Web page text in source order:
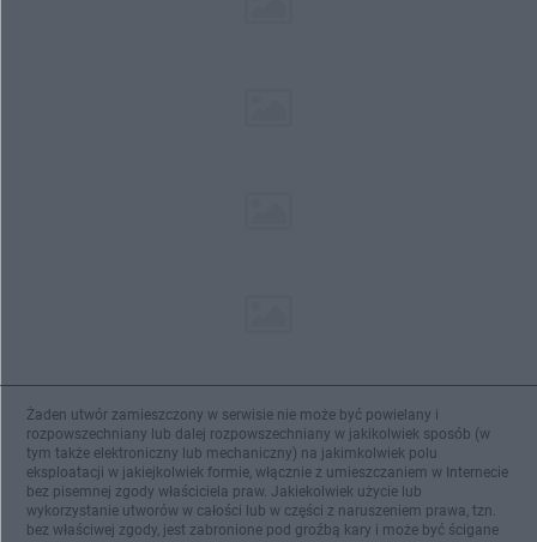
Żaden utwór zamieszczony w serwisie nie może być powielany i
rozpowszechniany lub dalej rozpowszechniany w jakikolwiek sposób (w
tym także elektroniczny lub mechaniczny) na jakimkolwiek polu
eksploatacji w jakiejkolwiek formie, włącznie z umieszczaniem w Internecie
bez pisemnej zgody właściciela praw. Jakiekolwiek użycie lub
wykorzystanie utworów w całości lub w części z naruszeniem prawa, tzn.
bez właściwej zgody, jest zabronione pod groźbą kary i może być ścigane